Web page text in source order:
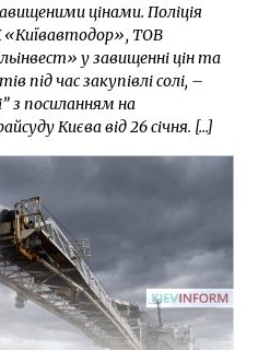
цінами. Поліція
«Київавтодор», ТОВ
у завищенні цін та
під час закупівлі солі, –
з посиланням на
Києва від 26 січня. […]